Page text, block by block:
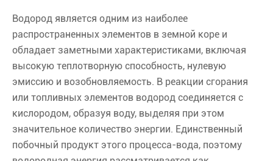
Водород является одним из наиболее
распространенных элементов в земной коре и
обладает заметными характеристиками, включая
высокую теплотворную способность, нулевую
эмиссию и возобновляемость. В реакции сгорания
или топливных элементов водород соединяется с
кислородом, образуя воду, выделяя при этом
значительное количество энергии. Единственный
побочный продукт этого процесса-вода, поэтому